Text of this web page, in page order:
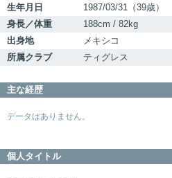
生年月日
1987/03/31（39歳）
身長／体重
188cm / 82kg
出身地
メキシコ
所属クラブ
ティグレス
主な経歴
データはありません。
個人タイトル